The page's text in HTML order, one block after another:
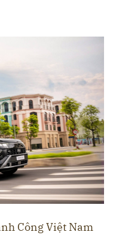
Công Việt Nam